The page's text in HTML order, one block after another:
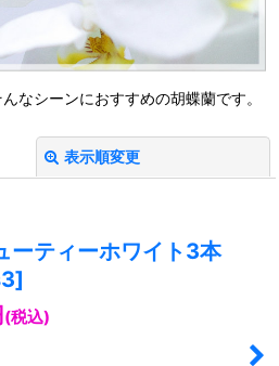
なシーンにおすすめの胡蝶蘭です。
表示順変更
ーティーホワイト3本
]
(税込)